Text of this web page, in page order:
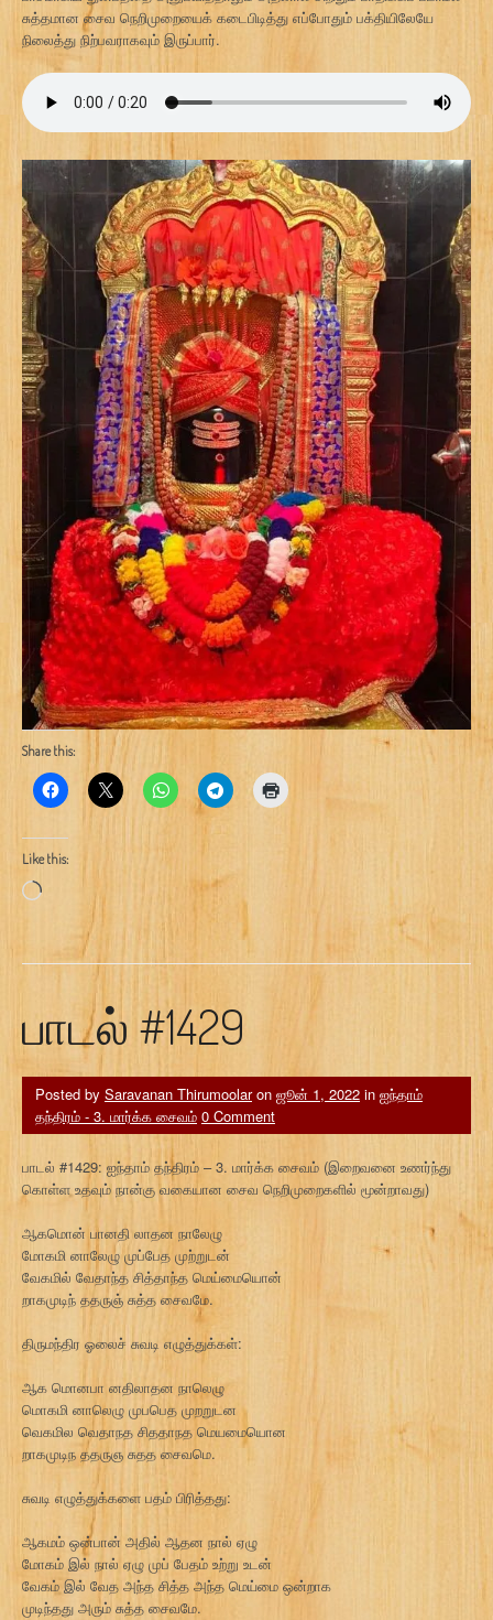
சுத்தமான சைவ நெறிமுறையைக் கடைபிடித்து எப்போதும் பக்தியிலேயே
நிலைத்து நிற்பவராகவும் இருப்பார்.
Share this:
Like this:
Loading…
பாடல் #1429
Posted by Saravanan Thirumoolaron ஜூன் 1, 2022 in ஐந்தாம்
தந்திரம் - 3. மார்க்க சைவம் 0 Comment
பாடல் #1429: ஐந்தாம் தந்திரம் – 3. மார்க்க சைவம் (இறைவனை உணர்ந்து
கொள்ள உதவும் நான்கு வகையான சைவ நெறிமுறைகளில் மூன்றாவது)
ஆகமொன் பானதி லாதன நாலேழு
மோகமி னாலேழு முப்பேத முற்றுடன்
வேகமில் வேதாந்த சித்தாந்த மெய்மையொன்
றாகமுடிந் ததருஞ் சுத்த சைவமே.
திருமந்திர ஓலைச் சுவடி எழுத்துக்கள்:
ஆக மொனபா னதிலாதன நாலெழு
மொகமி னாலெழு முபபெத முறறுடன
வெகமில வெதாநத சிததாநத மெயமையொன
றாகமுடிந ததருஞ சுதத சைவமெ.
சுவடி எழுத்துக்களை பதம் பிரித்தது:
ஆகமம் ஒன்பான் அதில் ஆதன நால் ஏழு
மோகம் இல் நால் ஏழு முப் பேதம் உற்று உடன்
வேகம் இல் வேத அந்த சித்த அந்த மெய்மை ஒன்றாக
முடிந்தது அரும் சுத்த சைவமே.